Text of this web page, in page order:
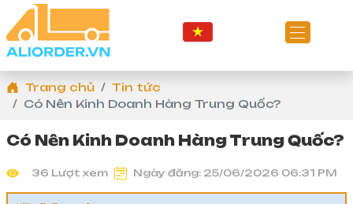
Trang chủ
Tin tức
Có Nên Kinh Doanh Hàng Trung Quốc?
Có Nên Kinh Doanh Hàng Trung Quốc?
36 Lượt xem Ngày đăng: 25/06/2026 06:31 PM